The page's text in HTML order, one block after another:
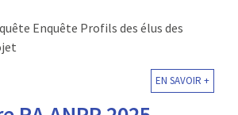
Enquête Profils des élus des
EN SAVOIR +